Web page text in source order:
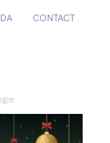
CONTACT